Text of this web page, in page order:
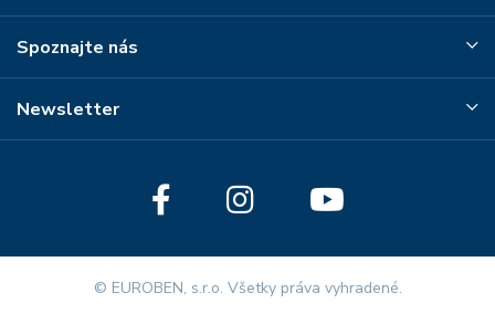
Spoznajte nás
Newsletter
© EUROBEN, s.r.o. Všetky práva vyhradené.